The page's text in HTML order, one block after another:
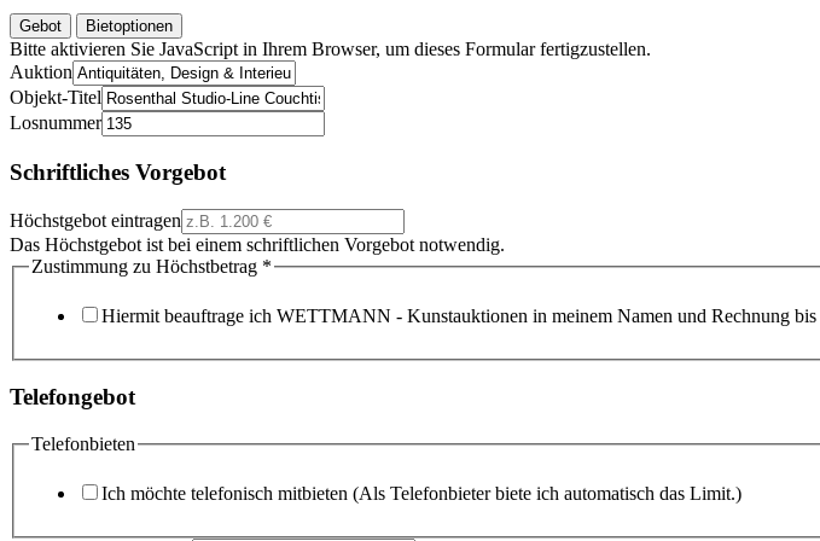
Gebot Bietoptionen
Bitte aktivieren Sie JavaScript in Ihrem Browser, um dieses Formular fertigzustellen.
Auktion
Objekt-Titel
Losnummer
Schriftliches Vorgebot
Höchstgebot eintragen
Das Höchstgebot ist bei einem schriftlichen Vorgebot notwendig.
Zustimmung zu Höchstbetrag *
Hiermit beauftrage ich WETTMANN - Kunstauktionen in meinem Namen und Rechnung bis
Telefongebot
Telefonbieten
Ich möchte telefonisch mitbieten (Als Telefonbieter biete ich automatisch das Limit.)